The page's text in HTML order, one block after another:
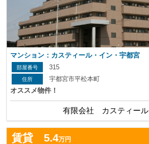
マンション：カスティール・イン・宇都宮
315
宇都宮市平松本町
オススメ物件！
有限会社 カスティール
賃貸 5.4万円